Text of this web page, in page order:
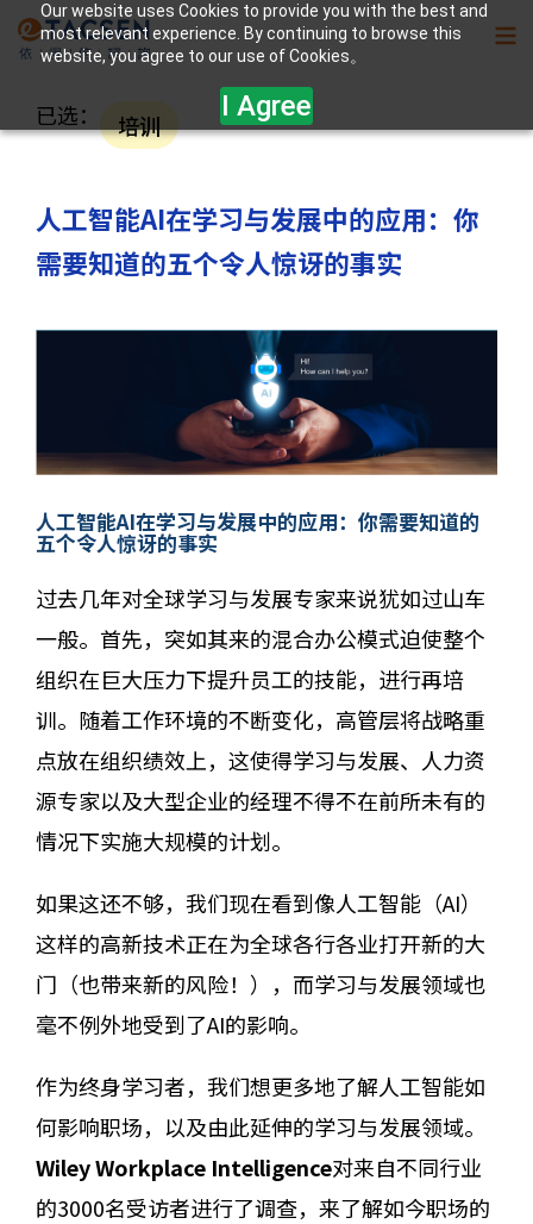
Our website uses Cookies to provide you with the best and
most relevant experience. By continuing to browse this
website, you agree to our use of Cookies。
I Agree
已选： 培训
人工智能AI在学习与发展中的应用：你
需要知道的五个令人惊讶的事实
人工智能AI在学习与发展中的应用：你需要知道的
五个令人惊讶的事实
过去几年对全球学习与发展专家来说犹如过山车
一般。首先，突如其来的混合办公模式迫使整个
组织在巨大压力下提升员工的技能，进行再培
训。随着工作环境的不断变化，高管层将战略重
点放在组织绩效上，这使得学习与发展、人力资
源专家以及大型企业的经理不得不在前所未有的
情况下实施大规模的计划。
如果这还不够，我们现在看到像人工智能（AI）
这样的高新技术正在为全球各行各业打开新的大
门（也带来新的风险！），而学习与发展领域也
毫不例外地受到了AI的影响。
作为终身学习者，我们想更多地了解人工智能如
何影响职场，以及由此延伸的学习与发展领域。
Wiley Workplace Intelligence对来自不同行业
的3000名受访者进行了调查，来了解如今职场的